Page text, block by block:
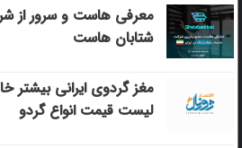
معرفی هاست و سرور از
شتابان هاست
مغز گردوی ایرانی بیشتر
لیست قیمت انواع گردو